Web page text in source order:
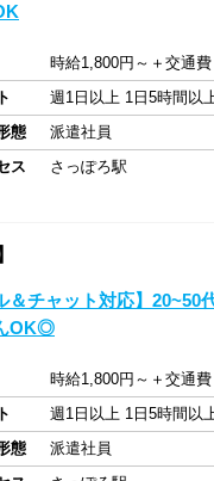
時給1,800円～＋交通費
週1日以上 1日5時間以
態
派遣社員
ス
さっぽろ駅
＆チャット対応】
OK◎
時給1,800円～＋交通費
週1日以上 1日5時間以
態
派遣社員